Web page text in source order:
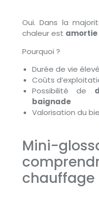
Oui. Dans la
chaleur est amortie
Pourquoi ?
Durée de vie
Coûts
Possibilité de
baignade
Valorisation du
Mini-
chauffage